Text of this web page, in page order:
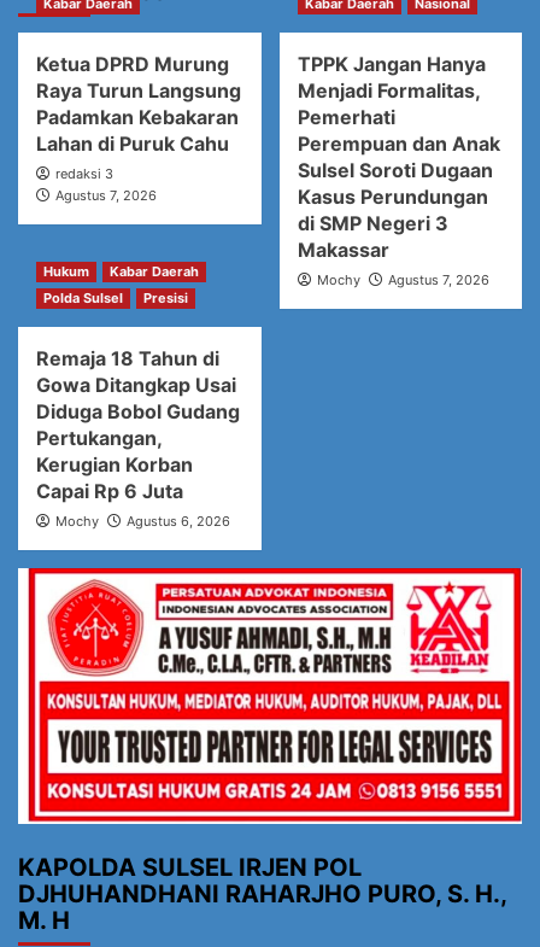
Ketua DPRD Murung
Raya Turun Langsung
Padamkan Kebakaran
Lahan di Puruk Cahu
redaksi 3
Agustus 7, 2026
TPPK Jangan Hanya
Menjadi Formalitas,
Pemerhati
Perempuan dan Anak
Sulsel Soroti Dugaan
Kasus Perundungan
di SMP Negeri 3
Makassar
Mochy Agustus 7, 2026
Hukum
Kabar Daerah
Polda Sulsel
Presisi
Remaja 18 Tahun di
Gowa Ditangkap Usai
Diduga Bobol Gudang
Pertukangan,
Kerugian Korban
Capai Rp 6 Juta
Mochy Agustus 6, 2026
KAPOLDA SULSEL IRJEN POL
DJHUHANDHANI RAHARJHO PURO, S. H.,
M. H